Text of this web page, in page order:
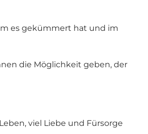
es gekümmert hat und im
die Möglichkeit geben, der
viel Liebe und Fürsorge